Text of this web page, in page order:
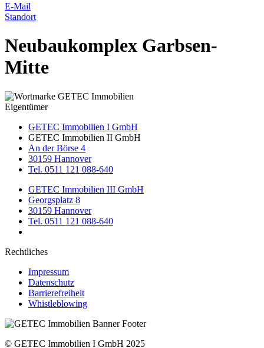
E-Mail
Standort
Neubaukomplex Garbsen-
Mitte
Eigentümer
GETEC Immobilien I GmbH
GETEC Immobilien II GmbH
An der Börse 4
30159 Hannover
Tel. 0511 121 088-640
GETEC Immobilien III GmbH
Georgsplatz 8
30159 Hannover
Tel. 0511 121 088-640
Rechtliches
Impressum
Datenschutz
Barrierefreiheit
Whistleblowing
© GETEC Immobilien I GmbH 2025